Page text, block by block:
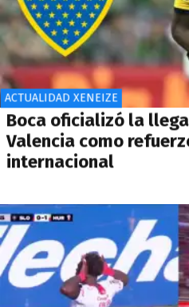
ACTUALIDAD XENEIZE
Boca oficializó la
Valencia como
internacional